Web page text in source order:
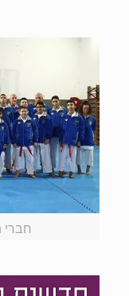
חברי